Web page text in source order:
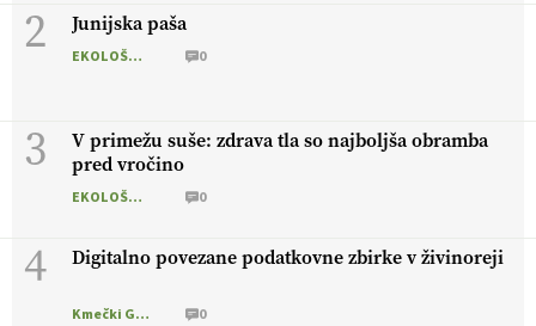
2 Junijska paša
EKOLOŠKO LOGIČNO 0
3
V primežu suše: zdrava tla so najboljša obramba
pred vročino
EKOLOŠKO LOGIČNO 0
4 Digitalno povezane podatkovne zbirke v živinoreji
Kmečki Glas 0